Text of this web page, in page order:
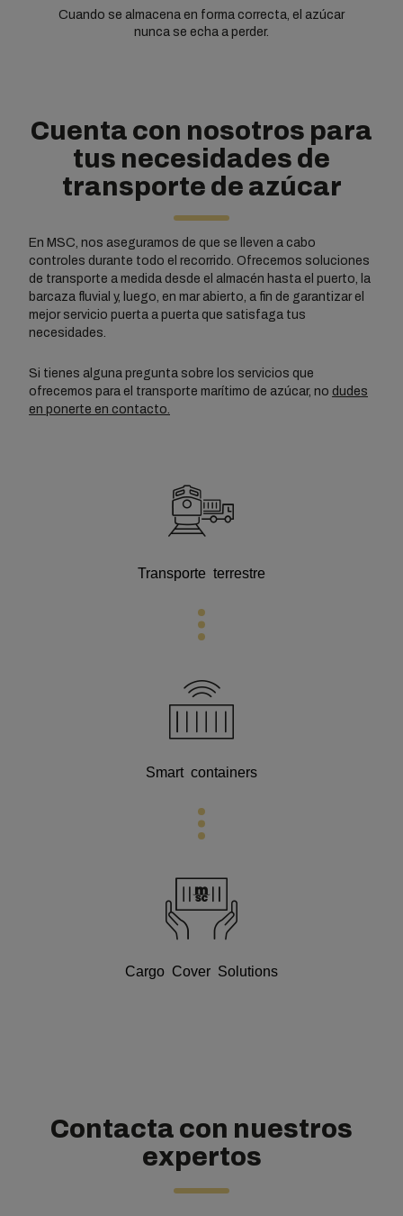
Cuando se almacena en forma correcta, el azúcar
nunca se echa a perder.
Cuenta con nosotros para
tus necesidades de
transporte de azúcar
En MSC, nos aseguramos de que se lleven a cabo
controles durante todo el recorrido. Ofrecemos soluciones
de transporte a medida desde el almacén hasta el puerto, la
barcaza fluvial y, luego, en mar abierto, a fin de garantizar el
mejor servicio puerta a puerta que satisfaga tus
necesidades.
Si tienes alguna pregunta sobre los servicios que
ofrecemos para el transporte marítimo de azúcar, no dudes
en ponerte en contacto.
Transporte terrestre
Smart containers
Cargo Cover Solutions
Contacta con nuestros
expertos